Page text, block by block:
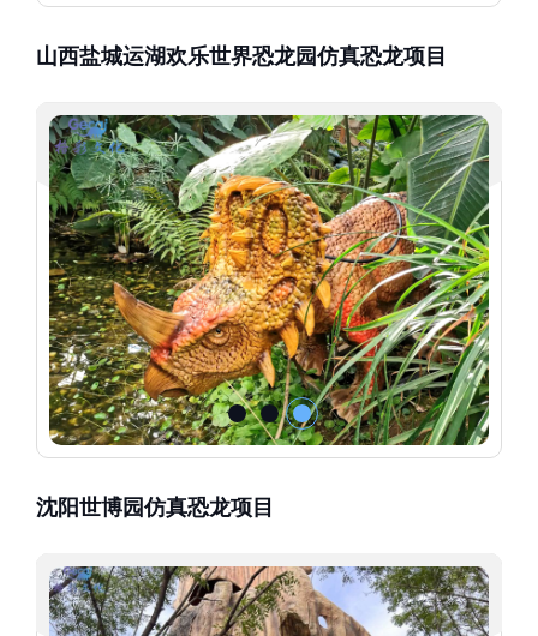
山西盐城运湖欢乐世界恐龙园仿真恐龙项目
沈阳世博园仿真恐龙项目